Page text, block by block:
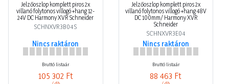
Jelzőoszlop komplett piros 2x
villanó folytonos villogó +hang 12-
24V DC Harmony XVR Schneider
SCHNXVR3B04S
Nincs raktáron
Bruttó listaár
105 302 Ft
Jelzőoszlop komplett piros 2x
villanó folytonos villogó +hang 48V
DC 100mm/ Harmony XVR
Schneider
SCHNXVR3E04
Nincs raktáron
Bruttó listaár
88 463 Ft